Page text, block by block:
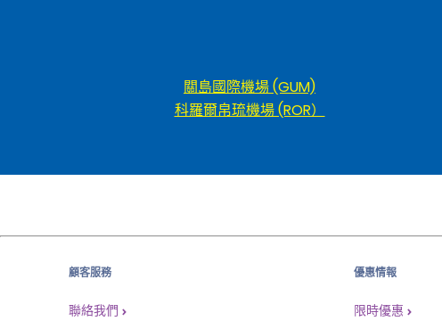
關島國際機場 (GUM)
科羅爾帛琉機場 (ROR）
顧客服務
聯絡我們
優惠情報
限時優惠